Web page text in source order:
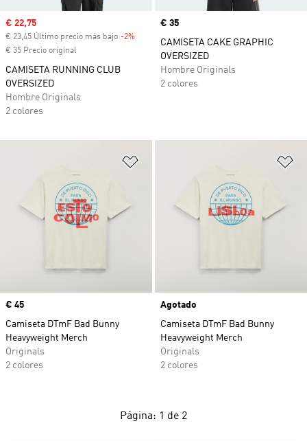
Precio de venta
€ 22,75
€ 23,45 Último precio más bajo -2% Descuento
€ 35 Precio original
CAMISETA RUNNING CLUB
OVERSIZED
Hombre Originals
2 colores
Precio
€ 35
CAMISETA CAKE GRAPHIC
OVERSIZED
Hombre Originals
2 colores
Precio
€ 45
Camiseta DTmF Bad Bunny
Heavyweight Merch
Originals
2 colores
Agotado
Camiseta DTmF Bad Bunny
Heavyweight Merch
Originals
2 colores
Página: 1 de 2